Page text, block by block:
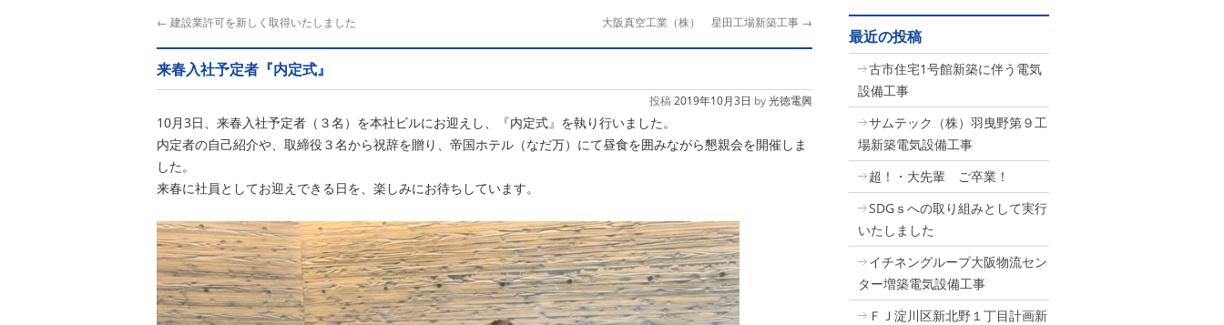
← 建設業許可を新しく取得いたしました 大阪真空工業（株） 星田工場新築工事 →
来春入社予定者『内定式』
投稿 2019年10月3日 by光徳電興
10月3日、来春入社予定者（３名）を本社ビルにお迎えし、『内定式』を執り行いました。
内定者の自己紹介や、取締役３名から祝辞を贈り、帝国ホテル（なだ万）にて昼食を囲みながら懇親会を開催しま
した。
来春に社員としてお迎えできる日を、楽しみにお待ちしています。
最近の投稿
古市住宅1号館新築に伴う電気
設備工事
サムテック（株）羽曳野第９工
場新築電気設備工事
超！・大先輩 ご卒業！
SDGｓへの取り組みとして実行
いたしました
イチネングループ大阪物流セン
ター増築電気設備工事
ＦＪ淀川区新北野１丁目計画新